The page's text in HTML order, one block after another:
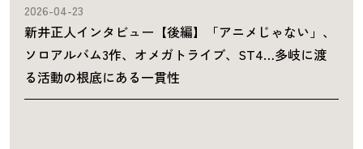
2026-04-23
新井正人インタビュー【後編】「アニメじゃない」、
ソロアルバム3作、オメガトライブ、ST4…多岐に渡
る活動の根底にある一貫性